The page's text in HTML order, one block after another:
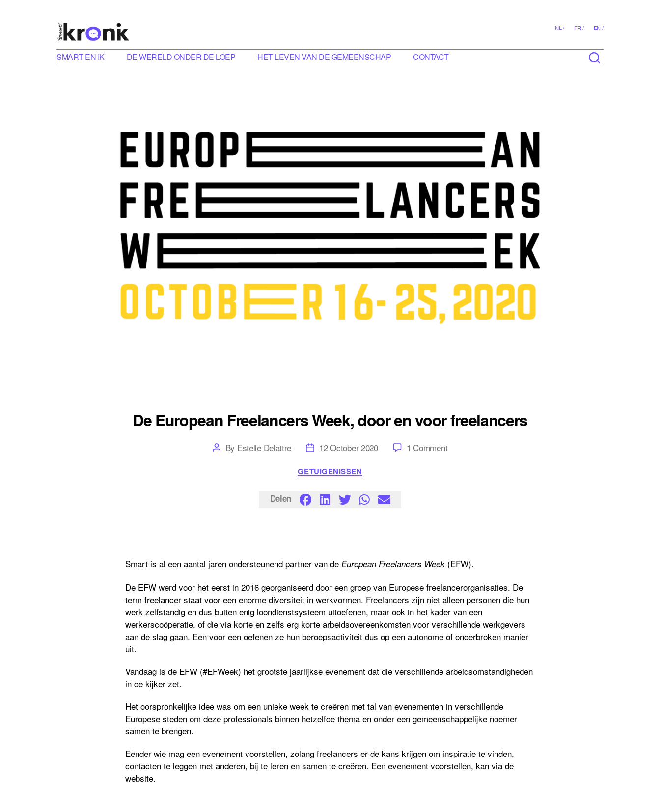
NL / FR / EN /
SMART EN IK DE WERELD ONDER DE LOEP HET LEVEN VAN DE GEMEENSCHAP CONTACT
De European Freelancers Week, door en voor freelancers
Post
author
By Estelle Delattre Post
date
12 October 2020 1 Commenton
Categories
GETUIGENISSEN
Delen
Smart is al een aantal jaren ondersteunend partner van de European Freelancers Week(EFW).
De EFW werd voor het eerst in 2016 georganiseerd door een groep van Europese freelancerorganisaties. De
term freelancer staat voor een enorme diversiteit in werkvormen. Freelancers zijn niet alleen personen die hun
werk zelfstandigen dus buiten enig loondienstsysteem uitoefenen, maar ook in het kader van een
werkerscoöperatie, of die via korte en zelfs erg korte arbeidsovereenkomstenvoor verschillende werkgevers
aan de slag gaan. Een voor een oefenen ze hun beroepsactiviteit dus op een autonome of onderbroken manier
uit.
Vandaag is de EFW (#EFWeek) het grootste jaarlijkse evenement dat die verschillende arbeidsomstandigheden
in de kijker zet.
Het oorspronkelijke idee was om een unieke week te creëren met tal van evenementen in verschillende
Europese steden om deze professionals binnen hetzelfde thema en onder een gemeenschappelijke noemer
samen te brengen.
Eender wie mag een evenement voorstellen, zolang freelancers er de kans krijgenom inspiratie te vinden,
contacten te leggen met anderen, bij te leren en samen te creëren. Een evenement voorstellen, kan via de
website.